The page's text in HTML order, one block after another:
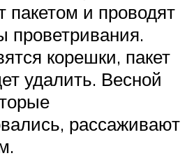
пакетом и проводят
проветривания.
корешки, пакет
удалить. Весной
рассаживают